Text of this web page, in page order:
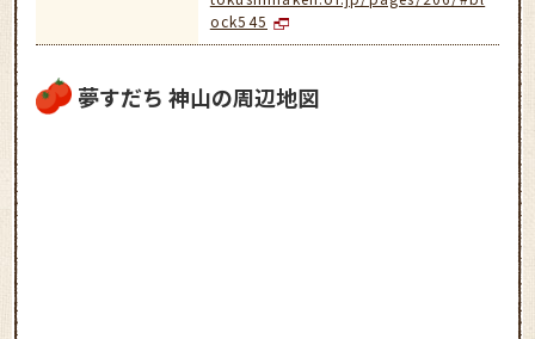
ock545
夢すだち 神山の周辺地図